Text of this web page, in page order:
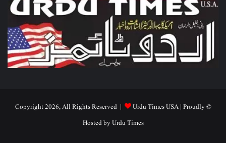
© Copyright 2026, All Rights Reserved |
Urdu Times USA| Proudly
Hosted byUrdu Times